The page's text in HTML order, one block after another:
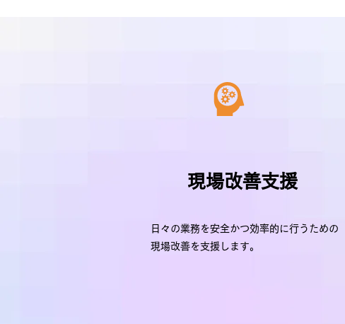
現場改善支援
​日々の業務を安全かつ効率的に行うための
現場改善を支援します。